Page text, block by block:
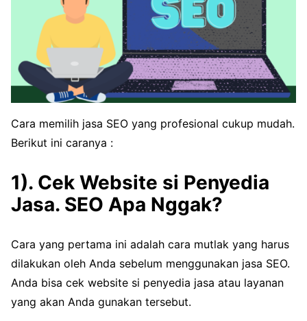
Cara memilih jasa SEO yang profesional cukup mudah.
Berikut ini caranya :
1). Cek Website si Penyedia
Jasa. SEO Apa Nggak?
Cara yang pertama ini adalah cara mutlak yang harus
dilakukan oleh Anda sebelum menggunakan jasa SEO.
Anda bisa cek website si penyedia jasa atau layanan
yang akan Anda gunakan tersebut.